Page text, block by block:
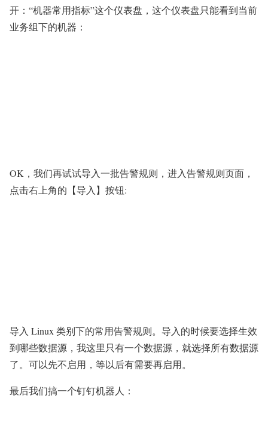
开：“机器常用指标”这个仪表盘，这个仪表盘只能看到当前
业务组下的机器：
OK，我们再试试导入一批告警规则，进入告警规则页面，
点击右上角的【导入】按钮:
导入 Linux 类别下的常用告警规则。导入的时候要选择生效
到哪些数据源，我这里只有一个数据源，就选择所有数据源
了。可以先不启用，等以后有需要再启用。
最后我们搞一个钉钉机器人：